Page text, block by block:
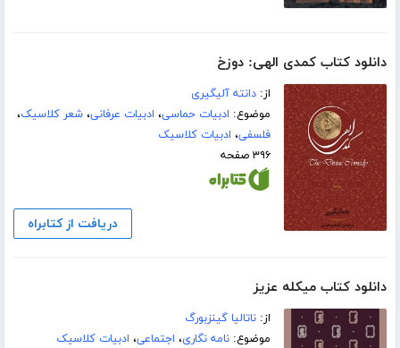
دانلود کتاب کمدی الهی: دوزخ
از:دانته آلیگیری
موضوع: ادبیات حماسی، ادبیات عرفانی،شعر کلاسیک،
فلسفی، ادبیات کلاسیک
۳۹۶ صفحه
دریافت از کتابراه
دانلود کتاب میکله عزیز
از:ناتالیا گینزبورگ
موضوع:نامه نگاری، اجتماعی، ادبیات کلاسیک